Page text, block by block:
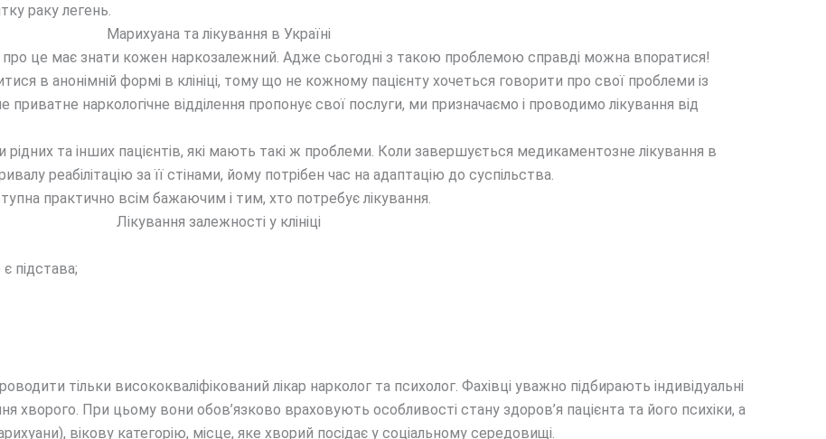
раку легень.
Марихуана та лікування в Україні
про це має знати кожен наркозалежний. Адже сьогодні з такою проблемою справді можна впоратися!
в анонімній формі в клініці, тому що не кожному пацієнту хочеться говорити про свої проблеми із
наркологічне відділення пропонує свої послуги, ми призначаємо і проводимо лікування від
рідних та інших пацієнтів, які мають такі ж проблеми. Коли завершується медикаментозне лікування в
реабілітацію за її стінами, йому потрібен час на адаптацію до суспільства.
практично всім бажаючим і тим, хто потребує лікування.
Лікування залежності у клініці
підстава;
тільки висококваліфікований лікар нарколог та психолог. Фахівці уважно підбирають індивідуальні
хворого. При цьому вони обов’язково враховують особливості стану здоров’я пацієнта та його психіки, а
вікову категорію, місце, яке хворий посідає у соціальному середовищі.